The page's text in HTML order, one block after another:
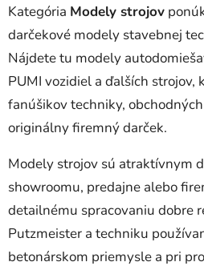
i
e
p
r
v
k
y
p
i
s
u
Kategória Modely strojov
darčekové modely stavebnej
Nájdete tu modely
PUMI vozidiel a ďalších strojov,
fanúšikov techniky,
originálny firemný darček.
Modely strojov sú atraktívnym
showroomu, predajne alebo
detailnému spracovaniu dobre
Putzmeister a techniku
betonárskom priemysle a pri